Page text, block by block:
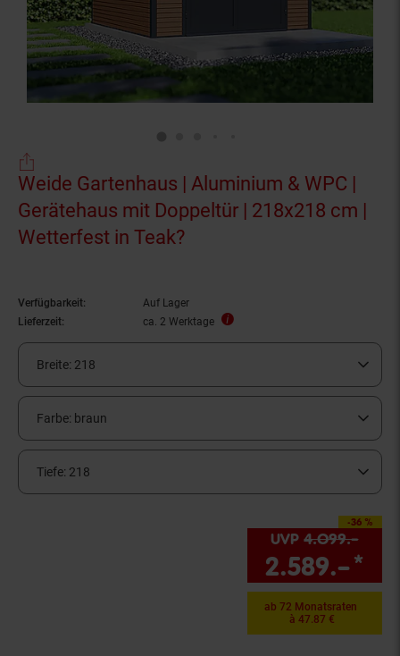
Weide Gartenhaus | Aluminium & WPC |
Gerätehaus mit Doppeltür | 218x218 cm |
Wetterfest in Teak?
Verfügbarkeit:
Auf Lager
Lieferzeit:
ca. 2 Werktage
Breite: 218
Farbe: braun
Tiefe: 218
-36 %
Sie Sparen 36 Prozent,
UVP4.099.–UVP
2.589.–*
ab 72 Monatsraten
à 47.87 €